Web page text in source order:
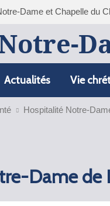
Dame et Chapelle du
Actualités Vie
Hospitalité Notre-
Dame de